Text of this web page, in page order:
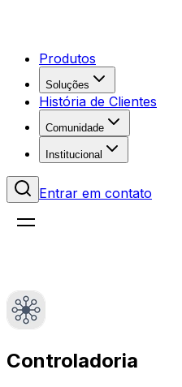
Produtos
Soluções
História de Clientes
Comunidade
Institucional
Entrar em contato
Controladoria